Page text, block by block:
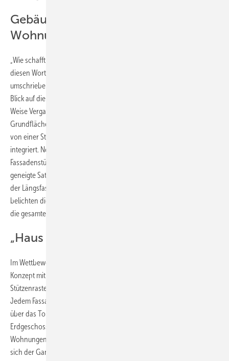
Gebäudekonstruktion erhalten – 15
Wohnungen integrieren
„Wie schafft man es, möglichst viel vom Ursprung zu erhalten?“ Mit
diesen Worten hat Architekt Krüger sein Leitmotiv bei der Sanierung
umschrieben. Wie das gelingen kann, zeigt sich gleich beim ersten
Blick auf die Gebäudekonstruktion, in der sich auf markante Art und
Weise Vergangenes und Neues verbinden. So sind heute auf der
Grundfläche von 48 x 24 m und einer Geschosshöhe von 9 m, die
von einer Stahlbetonkonstruktion getragen werden, 15 Wohnungen
integriert. Neun Betonbinder in einem 6-m-Raster spannen von den
Fassadenstützen auf eine V-förmige Mittelstütze und tragen das leicht
geneigte Satteldach. Großformatige Glasfenster in der oberen Hälfte
der Längsfassaden und ein Oberlichtband entlang des Firstes
belichten die Halle, ergänzend sind die Stirnseiten des Gebäudes über
die gesamte Höhe verglast.
„Haus im Haus“ – wie geht das?
Im Wettbewerbsentwurf entwickelte der Architekt ein „Haus im Haus“-
Konzept mit eingestellten modularen Boxen. Sie folgen dem
Stützenraster und bilden im Regelfall zweigeschossige Maisonetten.
Jedem Fassadenfeld kann eine Wohnung zugeordnet werden, die sich
über das Tor und das darüberliegende Fenster nach außen öffnet. Im
Erdgeschoss bleibt ein Mittelgang ausgespart, der 12 der 15
Wohnungen barrierefrei erschließt. In der Gebäudemitte erweitert
sich der Gang zu einem zweigeschossigen zentralen Atrium. Mächtige